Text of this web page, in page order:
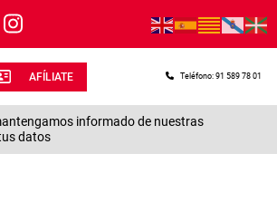
AFÍLIATE Teléfono: 91 589 78 01
informado de nuestras
datos